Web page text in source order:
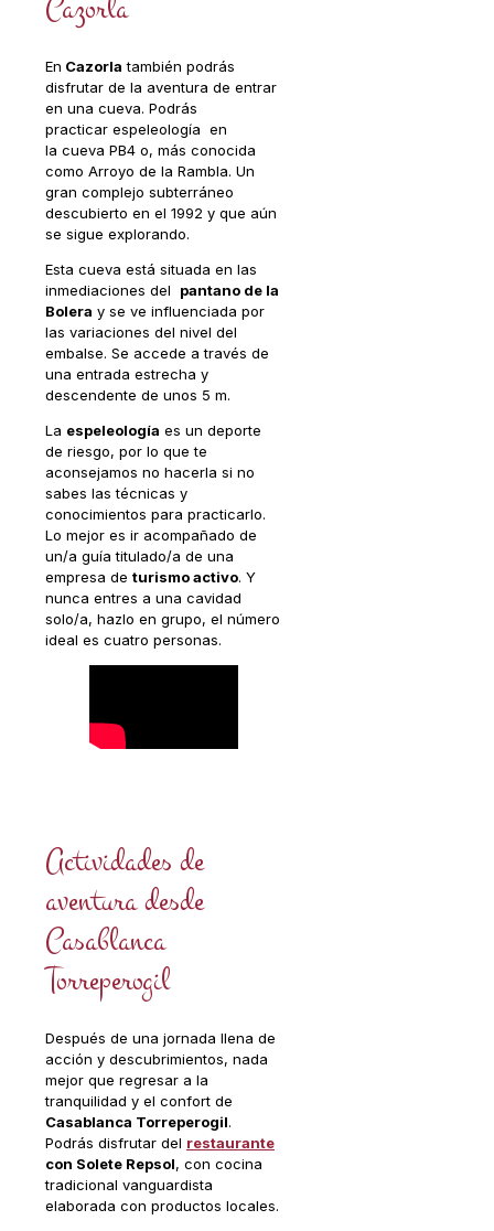
Cazorla
En Cazorla también podrás
disfrutar de la aventura de entrar
en una cueva. Podrás
practicar espeleología en
la cueva PB4 o, más conocida
como Arroyo de la Rambla. Un
gran complejo subterráneo
descubierto en el 1992 y que aún
se sigue explorando.
Esta cueva está situada en las
inmediaciones del pantano de la
Bolera y se ve influenciada por
las variaciones del nivel del
embalse. Se accede a través de
una entrada estrecha y
descendente de unos 5 m.
La espeleología es un deporte
de riesgo, por lo que te
aconsejamos no hacerla si no
sabes las técnicas y
conocimientos para practicarlo.
Lo mejor es ir acompañado de
un/a guía titulado/a de una
empresa de turismo activo. Y
nunca entres a una cavidad
solo/a, hazlo en grupo, el número
ideal es cuatro personas.
Actividades de
aventura desde
Casablanca
Torreperogil
Después de una jornada llena de
acción y descubrimientos, nada
mejor que regresar a la
tranquilidad y el confort de
Casablanca Torreperogil.
Podrás disfrutar del restaurante
con Solete Repsol, con cocina
tradicional vanguardista
elaborada con productos locales.